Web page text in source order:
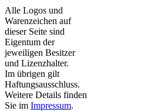
Alle Logos und
Warenzeichen auf
dieser Seite sind
Eigentum der
jeweiligen Besitzer
und Lizenzhalter.
Im übrigen gilt
Haftungsausschluss.
Weitere Details finden
Sie im Impressum.